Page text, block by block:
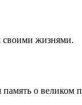
своими жизнями.
о